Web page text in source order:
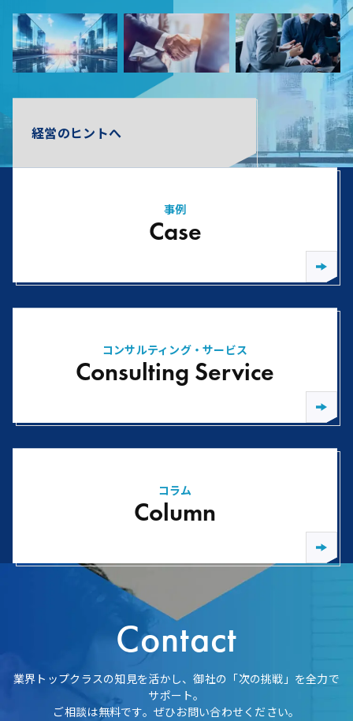
経営のヒントへ
事例
Case
コンサルティング・サービス
Consulting Service
コラム
Column
Contact
業界トップクラスの知見を活かし、御社の「次の挑戦」を全力で
サポート。
ご相談は無料です。ぜひお問い合わせください。